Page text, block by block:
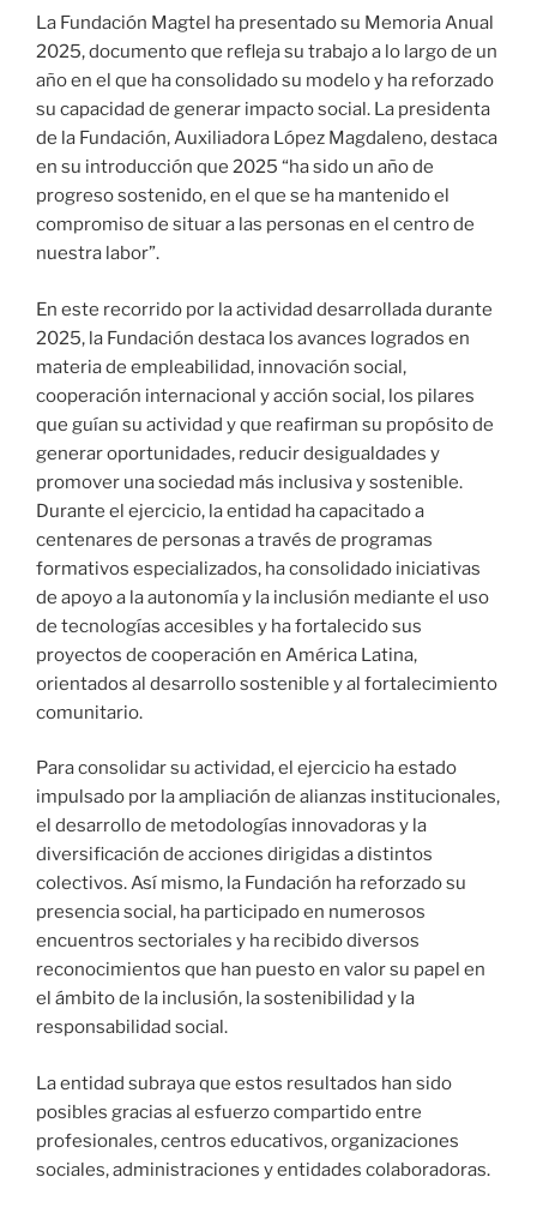
La Fundación Magtel ha presentado su Memoria Anual
2025, documento que refleja su trabajo a lo largo de un
año en el que ha consolidado su modelo y ha reforzado
su capacidad de generar impacto social. La presidenta
de la Fundación, Auxiliadora López Magdaleno, destaca
en su introducción que 2025 “ha sido un año de
progreso sostenido, en el que se ha mantenido el
compromiso de situar a las personas en el centro de
nuestra labor”.
En este recorrido por la actividad desarrollada durante
2025, la Fundación destaca los avances logrados en
materia de empleabilidad, innovación social,
cooperación internacional y acción social, los pilares
que guían su actividad y que reafirman su propósito de
generar oportunidades, reducir desigualdades y
promover una sociedad más inclusiva y sostenible.
Durante el ejercicio, la entidad ha capacitado a
centenares de personas a través de programas
formativos especializados, ha consolidado iniciativas
de apoyo a la autonomía y la inclusión mediante el uso
de tecnologías accesibles y ha fortalecido sus
proyectos de cooperación en América Latina,
orientados al desarrollo sostenible y al fortalecimiento
comunitario.
Para consolidar su actividad, el ejercicio ha estado
impulsado por la ampliación de alianzas institucionales,
el desarrollo de metodologías innovadoras y la
diversificación de acciones dirigidas a distintos
colectivos. Así mismo, la Fundación ha reforzado su
presencia social, ha participado en numerosos
encuentros sectoriales y ha recibido diversos
reconocimientos que han puesto en valor su papel en
el ámbito de la inclusión, la sostenibilidad y la
responsabilidad social.
La entidad subraya que estos resultados han sido
posibles gracias al esfuerzo compartido entre
profesionales, centros educativos, organizaciones
sociales, administraciones y entidades colaboradoras.